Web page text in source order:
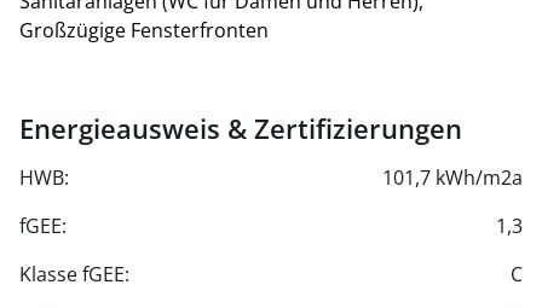
Großzügige Fensterfronten
Energieausweis & Zertifizierungen
HWB:
101,7 kWh/m2a
fGEE:
1,3
Klasse fGEE:
C